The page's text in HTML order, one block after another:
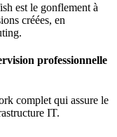
est le gonflement à
créées, en
professionnelle
complet qui assure le
IT.